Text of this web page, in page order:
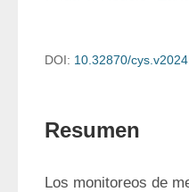
DOI: 10.32870/
Resumen
Los monitoreos de